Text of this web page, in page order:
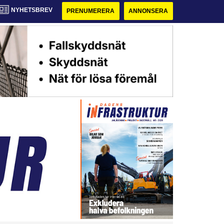
NYHETSBREV PRENUMERERA ANNONSERA